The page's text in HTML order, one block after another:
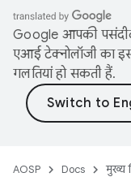
Google आपकी
एआई टेक्नोलॉजी का
गलतियां हो सकती हैं.
AOSP Docs मुख्य